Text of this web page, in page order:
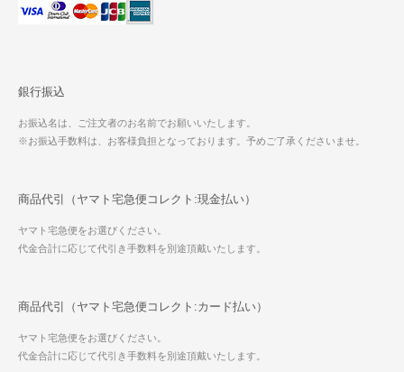
銀行振込
お振込名は、ご注文者のお名前でお願いいたします。
※お振込手数料は、お客様負担となっております。予めご了承くださいませ。
商品代引（ヤマト宅急便コレクト:現金払い）
ヤマト宅急便をお選びください。
代金合計に応じて代引き手数料を別途頂戴いたします。
商品代引（ヤマト宅急便コレクト:カード払い）
ヤマト宅急便をお選びください。
代金合計に応じて代引き手数料を別途頂戴いたします。